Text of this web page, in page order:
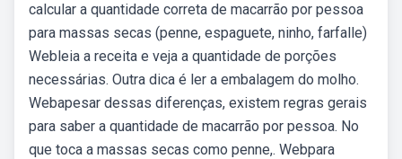
calcular a quantidade correta de macarrão por pessoa
para massas secas (penne, espaguete, ninho, farfalle)
Webleia a receita e veja a quantidade de porções
necessárias. Outra dica é ler a embalagem do molho.
Webapesar dessas diferenças, existem regras gerais
para saber a quantidade de macarrão por pessoa. No
que toca a massas secas como penne,. Webpara